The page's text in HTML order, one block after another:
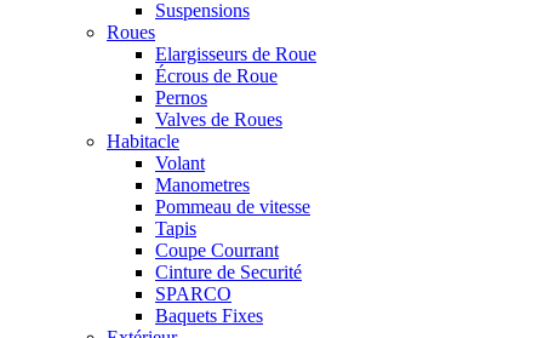
Suspensions
Roues
Elargisseurs de Roue
Écrous de Roue
Pernos
Valves de Roues
Habitacle
Volant
Manometres
Pommeau de vitesse
Tapis
Coupe Courrant
Cinture de Securité
SPARCO
Baquets Fixes